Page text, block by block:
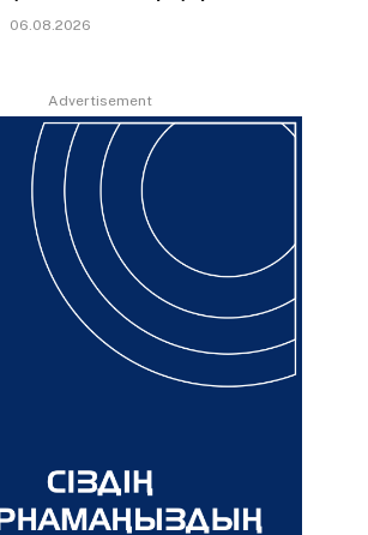
06.08.2026
Advertisement